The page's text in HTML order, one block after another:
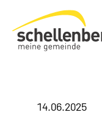
Gemeinde Schellenberg Startseite
14.06.2025